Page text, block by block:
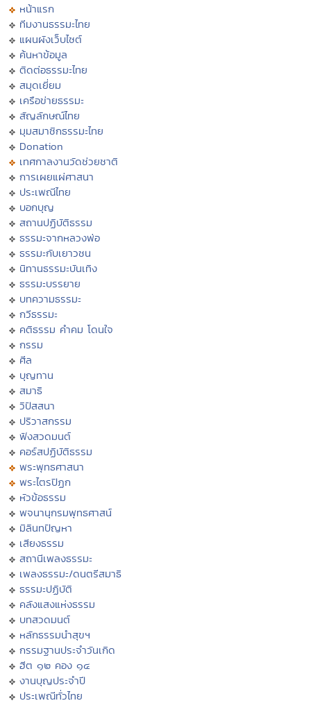
หน้าแรก
ทีมงานธรรมะไทย
แผนผังเว็บไซต์
ค้นหาข้อมูล
ติดต่อธรรมะไทย
สมุดเยี่ยม
เครือข่ายธรรมะ
สัญลักษณ์ไทย
มุมสมาชิกธรรมะไทย
Donation
เทศกาลงานวัดช่วยชาติ
การเผยแผ่ศาสนา
ประเพณีไทย
บอกบุญ
สถานปฏิบัติธรรม
ธรรมะจากหลวงพ่อ
ธรรมะกับเยาวชน
นิทานธรรมะบันเทิง
ธรรมะบรรยาย
บทความธรรมะ
กวีธรรมะ
คติธรรม คำคม โดนใจ
กรรม
ศีล
บุญทาน
สมาธิ
วิปัสสนา
ปริวาสกรรม
ฟังสวดมนต์
คอร์สปฏิบัติธรรม
พระพุทธศาสนา
พระไตรปิฏก
หัวข้อธรรม
พจนานุกรมพุทธศาสน์
มิลินทปัญหา
เสียงธรรม
สถานีเพลงธรรมะ
เพลงธรรมะ/ดนตรีสมาธิ
ธรรมะปฏิบัติ
คลังแสงแห่งธรรม
บทสวดมนต์
หลักธรรมนำสุขฯ
กรรมฐานประจำวันเกิด
ฮีต ๑๒ คอง ๑๔
งานบุญประจำปี
ประเพณีทั่วไทย